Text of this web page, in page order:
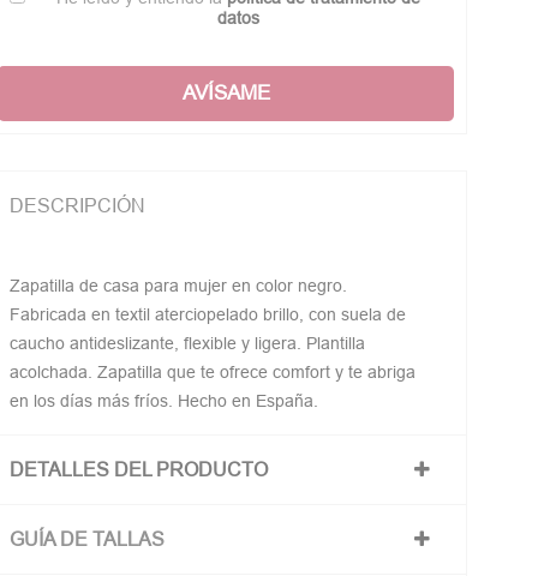
datos
AVÍSAME
DESCRIPCIÓN
Zapatilla de casa para mujer en color negro.
Fabricada en textil aterciopelado brillo, con suela de
caucho antideslizante, flexible y ligera. Plantilla
acolchada. Zapatilla que te ofrece comfort y te abriga
en los días más fríos. Hecho en España.
DETALLES DEL PRODUCTO
GUÍA DE TALLAS